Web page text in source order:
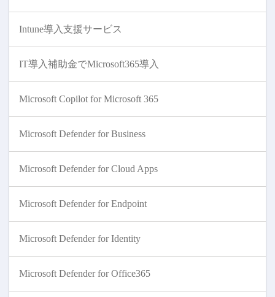
Intune導入支援サービス
IT導入補助金でMicrosoft365導入
Microsoft Copilot for Microsoft 365
Microsoft Defender for Business
Microsoft Defender for Cloud Apps
Microsoft Defender for Endpoint
Microsoft Defender for Identity
Microsoft Defender for Office365